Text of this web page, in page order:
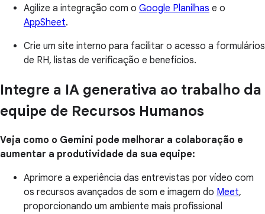
Agilize a integração com o Google Planilhas e o
AppSheet.
Crie um site interno para facilitar o acesso a formulários
de RH, listas de verificação e benefícios.
Integre a IA generativa ao trabalho da
equipe de Recursos Humanos
Veja como o Gemini pode melhorar a colaboração e
aumentar a produtividade da sua equipe:
Aprimore a experiência das entrevistas por vídeo com
os recursos avançados de som e imagem do Meet,
proporcionando um ambiente mais profissional